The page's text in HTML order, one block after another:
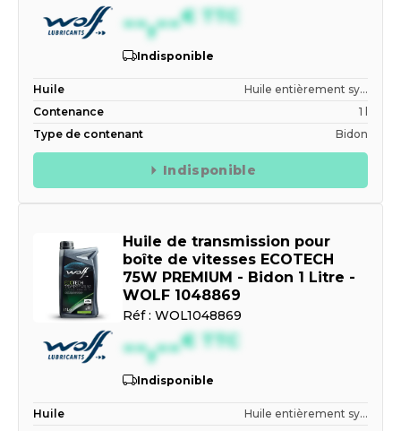
--,--€ TTC
Indisponible
Huile
Huile entièrement sy...
Contenance
1 l
Type de contenant
Bidon
Indisponible
Huile de transmission pour
boîte de vitesses ECOTECH
75W PREMIUM - Bidon 1 Litre -
WOLF 1048869
Réf : WOL1048869
--,--€ TTC
Indisponible
Huile
Huile entièrement sy...